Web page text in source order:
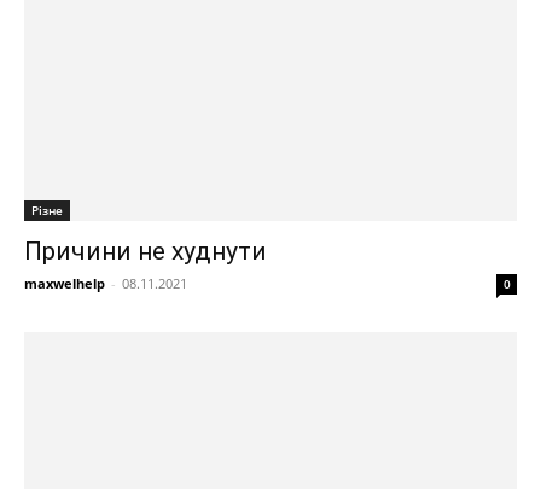
Різне
Причини не худнути
maxwelhelp - 08.11.2021 0